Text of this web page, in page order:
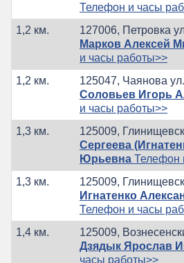
Телефон и часы
1,2 км.
127006, Петровка
Марков Алексей
и часы работы>>
1,2 км.
125047, Чаянова
Соловьев Игорь
и часы работы>>
1,3 км.
125009,
Сергеева
Юрьевна Телефон
1,3 км.
125009,
Игнатенко
Телефон и часы
1,4 км.
125009,
Дзядык Ярослав
часы работы>>